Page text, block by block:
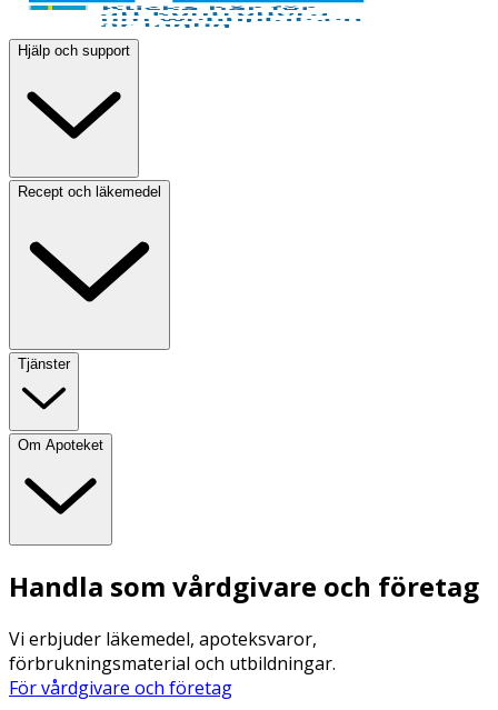
Hjälp och support
Recept och läkemedel
Tjänster
Om Apoteket
Handla som vårdgivare och företag
Vi erbjuder läkemedel, apoteksvaror,
förbrukningsmaterial och utbildningar.
För vårdgivare och företag